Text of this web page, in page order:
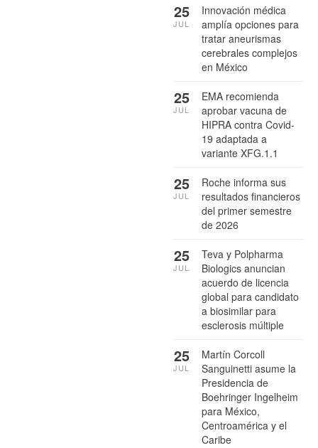
Innovación médica
amplía opciones para
tratar aneurismas
cerebrales complejos
en México
25
JUL
EMA recomienda
aprobar vacuna de
HIPRA contra Covid-
19 adaptada a
variante XFG.1.1
25
JUL
Roche informa sus
resultados financieros
del primer semestre
de 2026
25
JUL
Teva y Polpharma
Biologics anuncian
acuerdo de licencia
global para candidato
a biosimilar para
esclerosis múltiple
25
JUL
Martín Corcoll
Sanguinetti asume la
Presidencia de
Boehringer Ingelheim
para México,
Centroamérica y el
Caribe
25
JUL